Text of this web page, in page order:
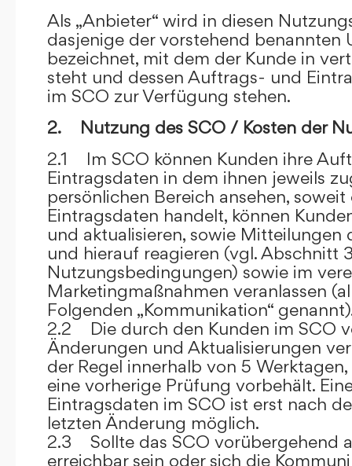
Als „Anbieter“ wird in diesen
dasjenige der vorstehend benannten
bezeichnet, mit dem der Kunde in
steht und dessen Auftrags- und
im SCO zur Verfügung stehen.
2. Nutzung des SCO / Kosten der
2.1 Im SCO können Kunden ihre
Eintragsdaten in dem ihnen jeweils
persönlichen Bereich ansehen,
Eintragsdaten handelt, können
und aktualisieren, sowie Mitteilungen
und hierauf reagieren (vgl. Abschnitt
Nutzungsbedingungen) sowie im
Marketingmaßnahmen veranlassen
Folgenden „Kommunikation“
2.2 Die durch den Kunden im SCO
Änderungen und Aktualisierungen
der Regel innerhalb von 5
eine vorherige Prüfung vorbehält.
Eintragsdaten im SCO ist erst nach
letzten Änderung möglich.
2.3 Sollte das SCO vorübergehend
erreichbar sein oder sich die